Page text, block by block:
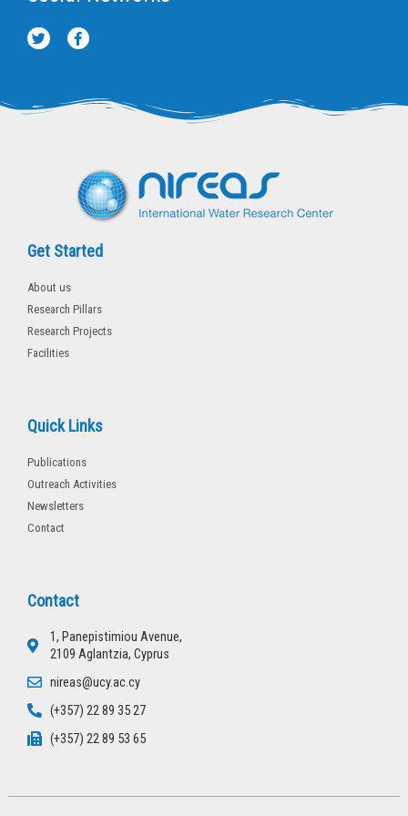
T
w
r
F
a
o
Get Started
About us
Research Pillars
Research Projects
Facilities
Quick Links
Publications
Outreach Activities
Newsletters
Contact
Contact
1, Panepistimiou Avenue,
2109 Aglantzia, Cyprus
nireas@ucy.ac.cy
(+357) 22 89 35 27
(+357) 22 89 53 65